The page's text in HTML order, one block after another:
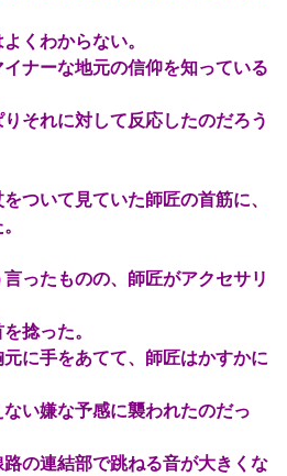
くわからない。
ナーな地元の信仰を知っている
それに対して反応したのだろう
ついて見ていた師匠の首筋に、
ったものの、師匠がアクセサリ
捻った。
に手をあてて、師匠はかすかに
い嫌な予感に襲われたのだっ
の連結部で跳ねる音が大きくな